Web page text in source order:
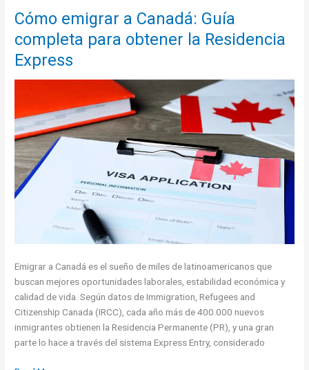
Artificial
(AI)
para
emigrar
extranjero
desde
Latinoamérica
Cómo emigrar a Canadá: Guía
completa para obtener la Residencia
Express
Emigrar a Canadá es el sueño de miles de latinoamericanos que
buscan mejores oportunidades laborales, estabilidad económica y
calidad de vida. Según datos de Immigration, Refugees and
Citizenship Canada (IRCC), cada año más de 400.000 nuevos
inmigrantes obtienen la Residencia Permanente (PR), y una gran
parte lo hace a través del sistema Express Entry, considerado